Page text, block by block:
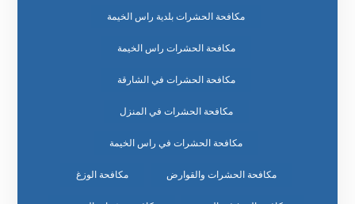
مكافحة الحشرات بلدية راس الخيمة
مكافحة الحشرات راس الخيمة
مكافحة الحشرات في الشارقة
مكافحة الحشرات في المنزل
مكافحة الحشرات في راس الخيمة
مكافحة الحشرات والقوارض مكافحة الوزغ